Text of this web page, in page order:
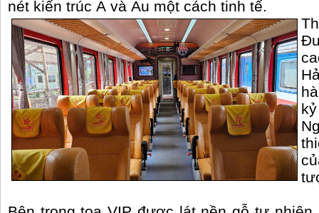
nét kiến trúc Á và Âu một cách tinh tế.